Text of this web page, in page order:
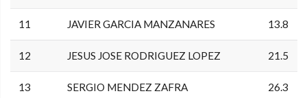
11 JAVIER GARCIA MANZANARES 13.8
12 JESUS JOSE RODRIGUEZ LOPEZ 21.5
13 SERGIO MENDEZ ZAFRA 26.3